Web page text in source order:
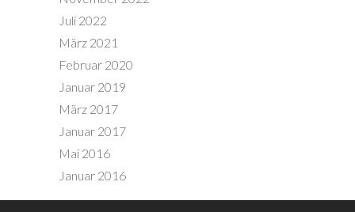
Juli 2022
März 2021
Februar 2020
Januar 2019
März 2017
Januar 2017
Mai 2016
Januar 2016